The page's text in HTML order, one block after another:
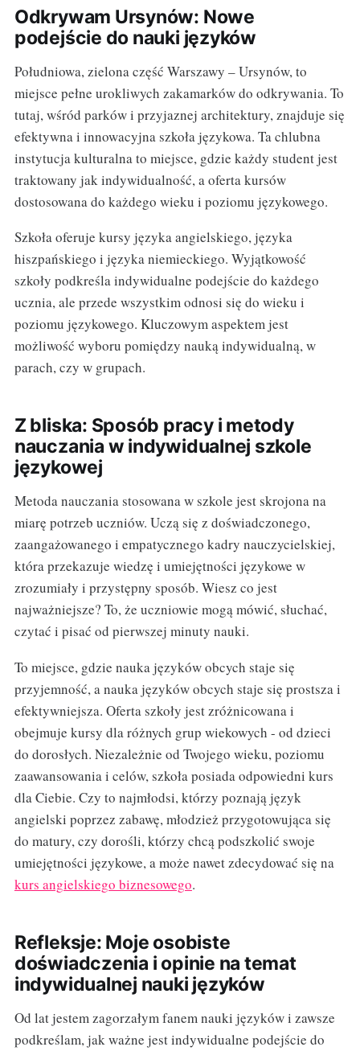
Odkrywam Ursynów: Nowe
podejście do nauki języków
Południowa, zielona część Warszawy – Ursynów, to
miejsce pełne urokliwych zakamarków do odkrywania. To
tutaj, wśród parków i przyjaznej architektury, znajduje się
efektywna i innowacyjna szkoła językowa. Ta chlubna
instytucja kulturalna to miejsce, gdzie każdy student jest
traktowany jak indywidualność, a oferta kursów
dostosowana do każdego wieku i poziomu językowego.
Szkoła oferuje kursy języka angielskiego, języka
hiszpańskiego i języka niemieckiego. Wyjątkowość
szkoły podkreśla indywidualne podejście do każdego
ucznia, ale przede wszystkim odnosi się do wieku i
poziomu językowego. Kluczowym aspektem jest
możliwość wyboru pomiędzy nauką indywidualną, w
parach, czy w grupach.
Z bliska: Sposób pracy i metody
nauczania w indywidualnej szkole
językowej
Metoda nauczania stosowana w szkole jest skrojona na
miarę potrzeb uczniów. Uczą się z doświadczonego,
zaangażowanego i empatycznego kadry nauczycielskiej,
która przekazuje wiedzę i umiejętności językowe w
zrozumiały i przystępny sposób. Wiesz co jest
najważniejsze? To, że uczniowie mogą mówić, słuchać,
czytać i pisać od pierwszej minuty nauki.
To miejsce, gdzie nauka języków obcych staje się
przyjemność, a nauka języków obcych staje się prostsza i
efektywniejsza. Oferta szkoły jest zróżnicowana i
obejmuje kursy dla różnych grup wiekowych - od dzieci
do dorosłych. Niezależnie od Twojego wieku, poziomu
zaawansowania i celów, szkoła posiada odpowiedni kurs
dla Ciebie. Czy to najmłodsi, którzy poznają język
angielski poprzez zabawę, młodzież przygotowująca się
do matury, czy dorośli, którzy chcą podszkolić swoje
umiejętności językowe, a może nawet zdecydować się na
kurs angielskiego biznesowego.
Refleksje: Moje osobiste
doświadczenia i opinie na temat
indywidualnej nauki języków
Od lat jestem zagorzałym fanem nauki języków i zawsze
podkreślam, jak ważne jest indywidualne podejście do